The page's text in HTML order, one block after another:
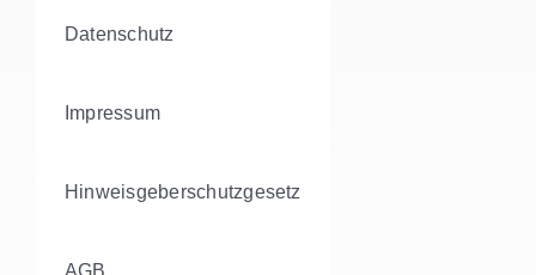
Datenschutz
Impressum
Hinweisgeberschutzgesetz